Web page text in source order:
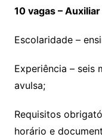
10 vagas –
Escolaridade –
Experiência – seis
avulsa;
Requisitos
horário e